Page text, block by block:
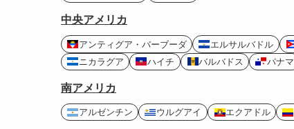
中央アメリカ
アンティグア・バーブーダ エルサルバドル
ニカラグア
ハイチ バルバドス パナマ
南アメリカ
アルゼンチン ウルグアイ エクアドル